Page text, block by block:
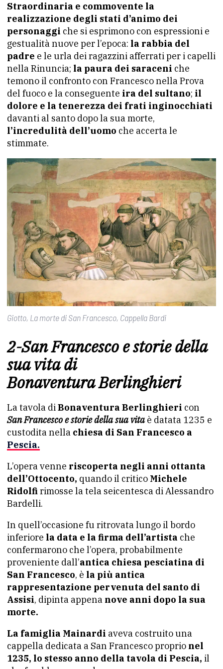
Straordinaria e commovente la
realizzazione degli stati d’animo dei
personaggi che si esprimono con espressioni e
gestualità nuove per l’epoca: la rabbia del
padre e le urla dei ragazzini afferrati per i capelli
nella Rinuncia; la paura dei saraceni che
temono il confronto con Francesco nella Prova
del fuoco e la conseguente ira del sultano; il
dolore e la tenerezza dei frati inginocchiati
davanti al santo dopo la sua morte,
l’incredulità dell’uomo che accerta le
stimmate.
Giotto, La morte di San Francesco, Cappella Bardi
2-San Francesco e storie della
sua vita di
Bonaventura Berlinghieri
La tavola diBonaventura Berlinghieri con
San Francesco e storie della sua vitaè datata 1235 e
custodita nella chiesa di San Francesco a
Pescia.
L’opera venne riscoperta negli anni ottanta
dell’Ottocento, quando il critico Michele
Ridolfirimosse la tela seicentesca di Alessandro
Bardelli.
In quell’occasione fu ritrovata lungo il bordo
inferiore la data e la firma dell’artista che
confermarono che l’opera, probabilmente
proveniente dall’antica chiesa pesciatina di
San Francesco, è la più antica
rappresentazione pervenuta del santo di
Assisi, dipinta appena nove anni dopo la sua
morte.
La famiglia Mainardi aveva costruito una
cappella dedicata a San Francesco proprio nel
1235, lo stesso anno della tavola di Pescia, il